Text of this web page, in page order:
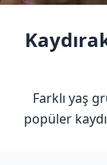
Farklı yaş
popüler